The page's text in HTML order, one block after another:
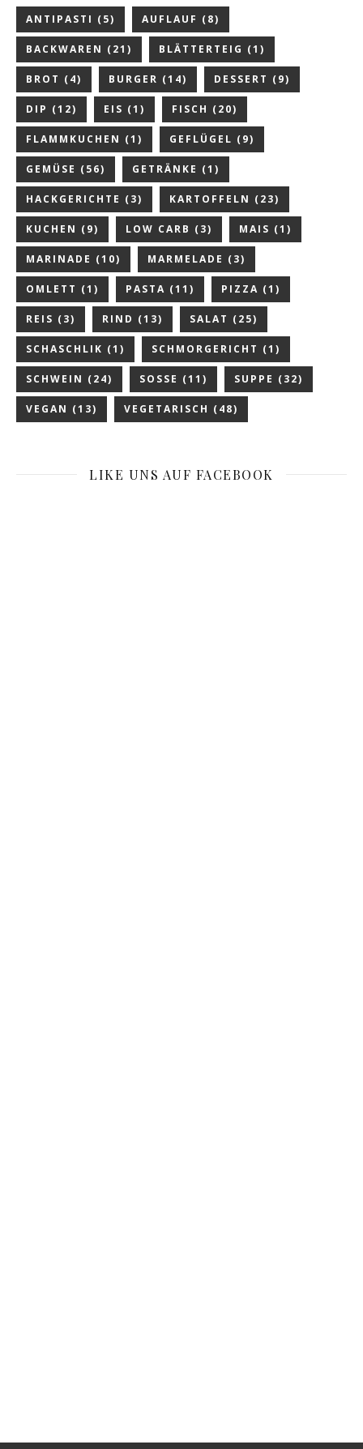
ANTIPASTI (5) AUFLAUF (8)
BACKWAREN (21) BLÄTTERTEIG (1)
BROT (4) BURGER (14) DESSERT (9)
DIP (12) EIS (1) FISCH (20)
FLAMMKUCHEN (1) GEFLÜGEL (9)
GEMÜSE (56) GETRÄNKE (1)
HACKGERICHTE (3) KARTOFFELN (23)
KUCHEN (9) LOW CARB (3) MAIS (1)
MARINADE (10) MARMELADE (3)
OMLETT (1) PASTA (11) PIZZA (1)
REIS (3) RIND (13) SALAT (25)
SCHASCHLIK (1) SCHMORGERICHT (1)
SCHWEIN (24) SOSSE (11) SUPPE (32)
VEGAN (13) VEGETARISCH (48)
LIKE UNS AUF FACEBOOK